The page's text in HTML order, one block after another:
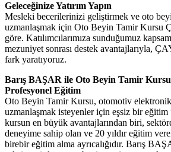
Geleceğinize Yatırım Yapın
Mesleki becerilerinizi geliştirmek ve oto
uzmanlaşmak için Oto Beyin Tamir Kursu
göre. Katılımcılarımıza sunduğumuz
mezuniyet sonrası destek avantajlarıyla,
fark yaratıyoruz.
Barış BAŞAR ile Oto Beyin Tamir
Profesyonel Eğitim
Oto Beyin Tamir Kursu, otomotiv elektronik
uzmanlaşmak isteyenler için eşsiz bir eğitim
kursun en büyük avantajlarından biri,
deneyime sahip olan ve 20 yıldır eğitim
birebir eğitim alma ayrıcalığıdır. Barış